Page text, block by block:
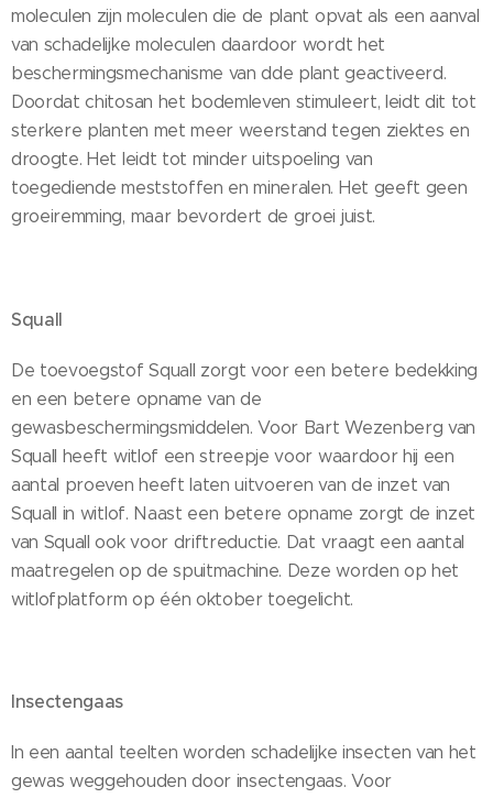
moleculen zijn moleculen die de plant opvat als een aanval
van schadelijke moleculen daardoor wordt het
beschermingsmechanisme van dde plant geactiveerd.
Doordat chitosan het bodemleven stimuleert, leidt dit tot
sterkere planten met meer weerstand tegen ziektes en
droogte. Het leidt tot minder uitspoeling van
toegediende meststoffen en mineralen. Het geeft geen
groeiremming, maar bevordert de groei juist.
Squall
De toevoegstof Squall zorgt voor een betere bedekking
en een betere opname van de
gewasbeschermingsmiddelen. Voor Bart Wezenberg van
Squall heeft witlof een streepje voor waardoor hij een
aantal proeven heeft laten uitvoeren van de inzet van
Squall in witlof. Naast een betere opname zorgt de inzet
van Squall ook voor driftreductie. Dat vraagt een aantal
maatregelen op de spuitmachine. Deze worden op het
witlofplatform op één oktober toegelicht.
Insectengaas
In een aantal teelten worden schadelijke insecten van het
gewas weggehouden door insectengaas. Voor